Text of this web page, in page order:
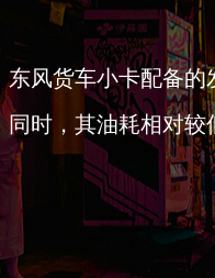
风货车小卡配备
时，其油耗相对